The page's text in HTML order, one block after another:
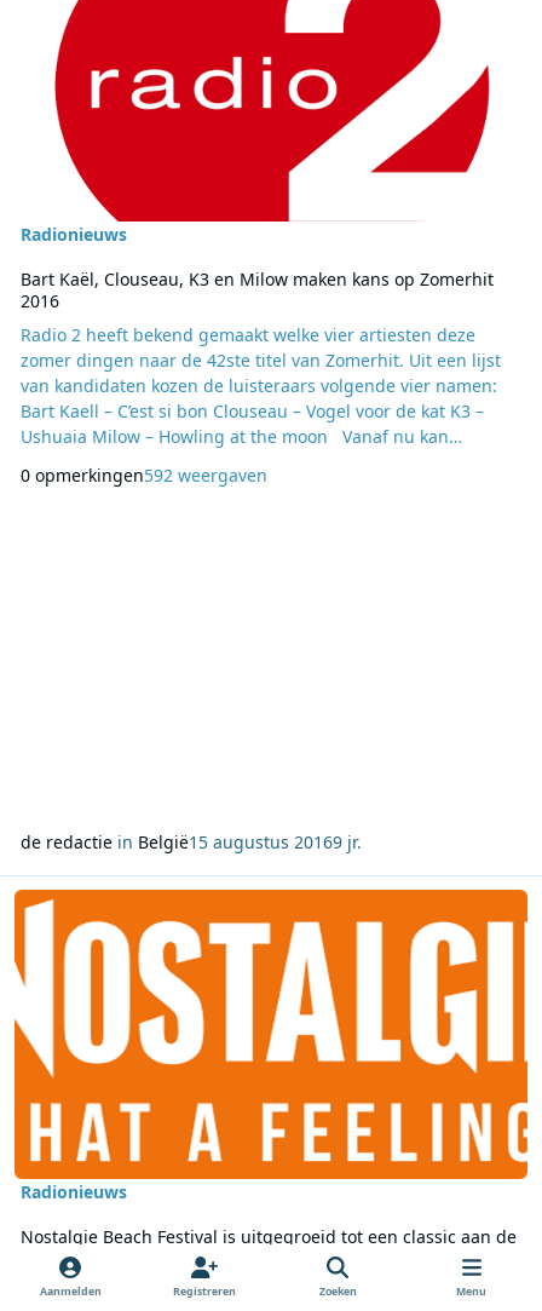
Radionieuws
Bart Kaël, Clouseau, K3 en Milow maken kans op Zomerhit
2016
Radio 2 heeft bekend gemaakt welke vier artiesten deze
zomer dingen naar de 42ste titel van Zomerhit. Uit een lijst
van kandidaten kozen de luisteraars volgende vier namen:
Bart Kaell – C’est si bon Clouseau – Vogel voor de kat K3 –
Ushuaia Milow – Howling at the moon Vanaf nu kan
via radio2.be. Er kan bovendien tot op het allerlaatste
0 opmerkingen592 weergaven
de redactiein België15 augustus 20169 jr.
Lees meer over Nostalgie Beach Festival is uitgegroeid tot een
Radionieuws
Nostalgie Beach Festival is uitgegroeid tot een classic aan de
Onder een stralende hemel heeft The Schmutz is gisteren de
Aanmelden Registreren Zoeken Menu